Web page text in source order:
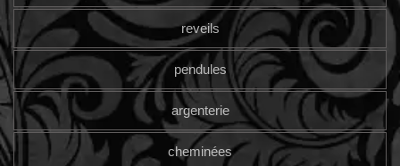
reveils
pendules
argenterie
cheminées